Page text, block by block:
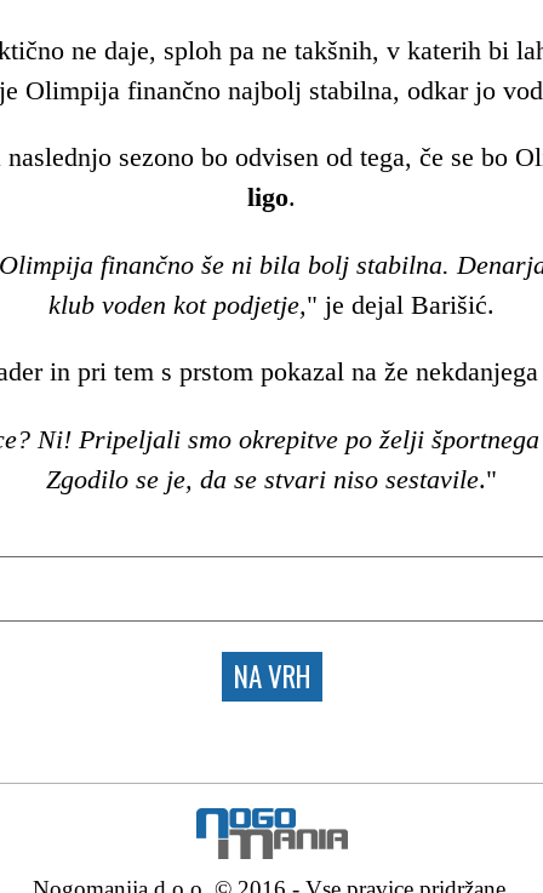
ne daje, sploh pa ne takšnih, v katerih bi
Olimpija finančno najbolj stabilna, odkar jo
sezono bo odvisen od tega, če se
ligo.
finančno še ni bila bolj stabilna.
klub voden kot podjetje," je dejal Barišić.
in pri tem s prstom pokazal na že
Ni! Pripeljali smo okrepitve po želji
Zgodilo se je, da se stvari niso sestavile."
NA VRH